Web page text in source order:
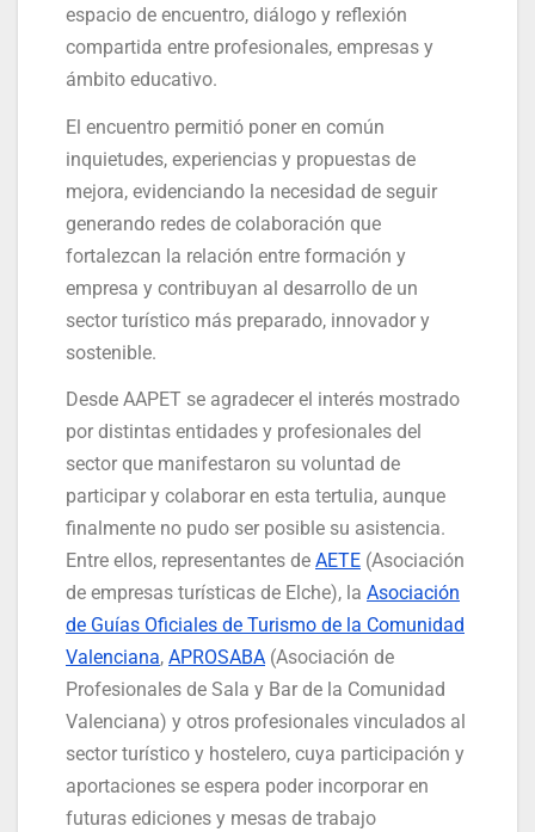
espacio de encuentro, diálogo y reflexión
compartida entre profesionales, empresas y
ámbito educativo.
El encuentro permitió poner en común
inquietudes, experiencias y propuestas de
mejora, evidenciando la necesidad de seguir
generando redes de colaboración que
fortalezcan la relación entre formación y
empresa y contribuyan al desarrollo de un
sector turístico más preparado, innovador y
sostenible.
Desde AAPET se agradecer el interés mostrado
por distintas entidades y profesionales del
sector que manifestaron su voluntad de
participar y colaborar en esta tertulia, aunque
finalmente no pudo ser posible su asistencia.
Entre ellos, representantes de AETE (Asociación
de empresas turísticas de Elche), la Asociación
de Guías Oficiales de Turismo de la Comunidad
Valenciana, APROSABA (Asociación de
Profesionales de Sala y Bar de la Comunidad
Valenciana) y otros profesionales vinculados al
sector turístico y hostelero, cuya participación y
aportaciones se espera poder incorporar en
futuras ediciones y mesas de trabajo